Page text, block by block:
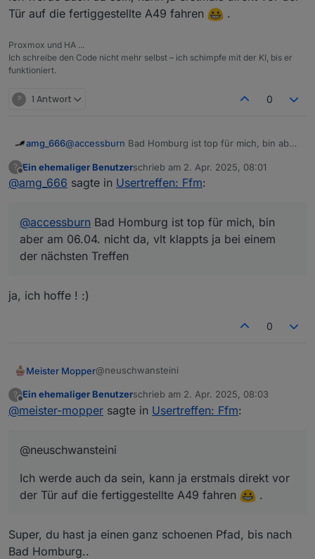
Online: jeden 1. Montag im Monat ab 20:30 -
https://nuudel.digitalcourage.de/3OzTQc24ys64bhlf
den Ort sind gerne Willkommen !! **
Wer Bock hat kann auch gerne zwischendurch in den
Discord-Channel schauen :-) Einer ist meist online,
und hilft bei Fragen gerne!
Ich werde auf jeden Fall da sein.
Tür auf die fertiggestellte A49 fahren
.
Proxmox und HA ...
Ich schreibe den Code nicht mehr selbst – ich schimpfe mit der KI, bis er
funktioniert.
? 1 Antwort 0
amg_666@accessburn Bad Homburg ist top für mich, bin aber
nächsten Treffen
?
Offline
Ein ehemaliger Benutzerschrieb am 2. Apr. 2025, 08:01
zuletzt editiert von
@amg_666 sagte in Usertreffen: Ffm:
@accessburn Bad Homburg ist top für mich, bin
aber am 06.04. nicht da, vlt klappts ja bei einem
der nächsten Treffen
ja, ich hoffe ! :)
0
Meister Mopper@neuschwansteini
Ich werde auch da sein, kann ja erstmals
direkt vor der Tür auf die fertiggestellte A49
?
Offline
Ein ehemaliger Benutzerschrieb am 2. Apr. 2025, 08:03
zuletzt editiert von
@meister-mopper sagte in Usertreffen: Ffm:
@neuschwansteini
Ich werde auch da sein, kann ja erstmals direkt vor
der Tür auf die fertiggestellte A49 fahren
.
Super, du hast ja einen ganz schoenen Pfad, bis nach
Bad Homburg..